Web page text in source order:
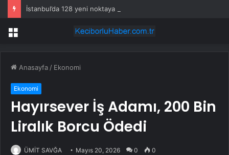
İstanbul’da 128 yeni noktaya daha EDS geliyor
Menü
Anasayfa / Ekonomi
Ekonomi
Hayırsever İş Adamı, 200 Bin
Liralık Borcu Ödedi
ÜMİT SAVĞA Mayıs 20, 2026 0 0